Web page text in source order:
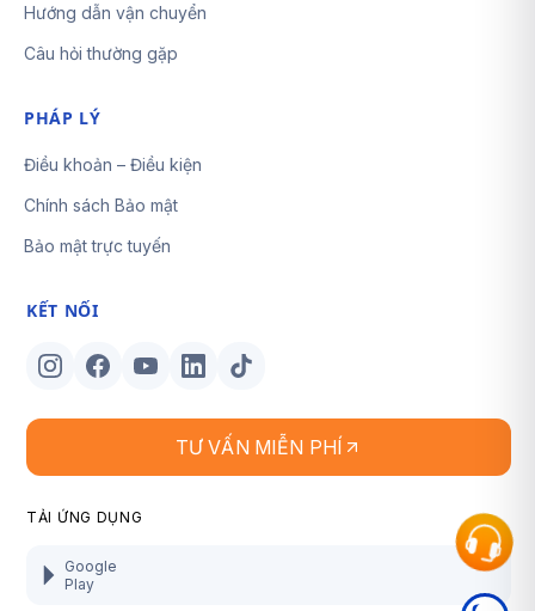
Hướng dẫn vận chuyển
Câu hỏi thường gặp
PHÁP LÝ
Điều khoản – Điều kiện
Chính sách Bảo mật
Bảo mật trực tuyến
KẾT NỐI
TƯ VẤN MIỄN PHÍ
TẢI ỨNG DỤNG
Google
Play